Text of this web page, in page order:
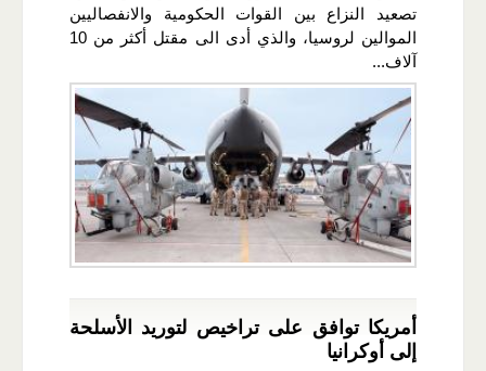
تصعيد النزاع بين القوات الحكومية والانفصاليين
الموالين لروسيا، والذي أدى الى مقتل أكثر من 10
آلاف...
أمريكا توافق على تراخيص لتوريد الأسلحة
إلى أوكرانيا